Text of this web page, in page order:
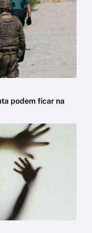
podem ficar na